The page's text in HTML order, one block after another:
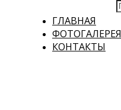
ГЛАВНАЯ
ФОТОГАЛЕРЕЯ
КОНТАКТЫ